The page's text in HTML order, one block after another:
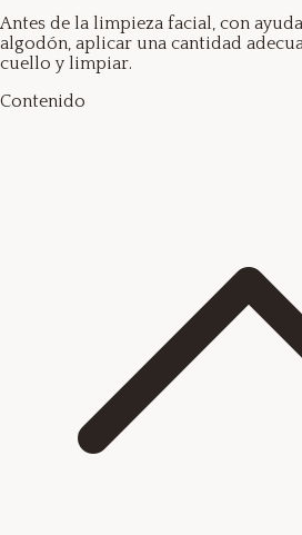
Antes de la limpieza facial, con
algodón, aplicar una cantidad
cuello y limpiar.
Contenido